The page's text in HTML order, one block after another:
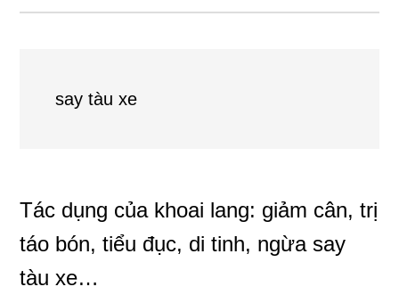
say tàu xe
Tác dụng của khoai lang: giảm cân, trị
táo bón, tiểu đục, di tinh, ngừa say
tàu xe…